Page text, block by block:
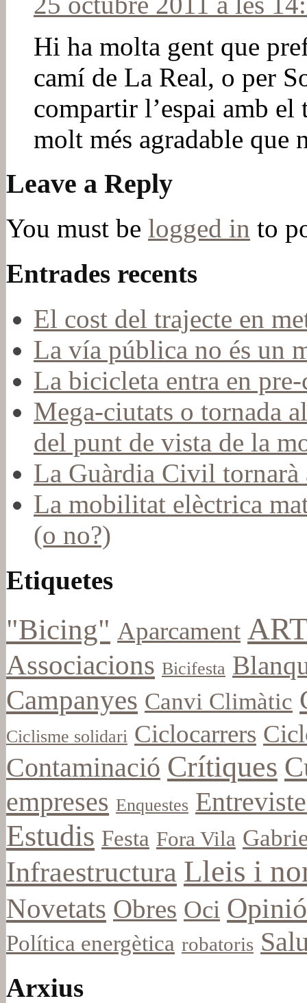
Hi ha molta gent que
camí de La Real, o per
compartir l’espai amb
molt més agradable que
Leave a Reply
You must be logged in to
Entrades recents
El cost del trajecte en
La vía pública no és un
La bicicleta entra en pre-
Mega-ciutats o tornada
del punt de vista de la
La Guàrdia Civil
La mobilitat elèctrica
(o no?)
Etiquetes
"Bicing" Aparcament
Associacions Bicifesta
Campanyes Canvi Climàtic
Ciclisme solidari Ciclocarrers
Contaminació Crítiques
empreses Enquestes
Estudis Festa Fora Vila
Infraestructura Lleis i
Novetats Obres Oci Opinió
Política energètica robatoris
Arxius